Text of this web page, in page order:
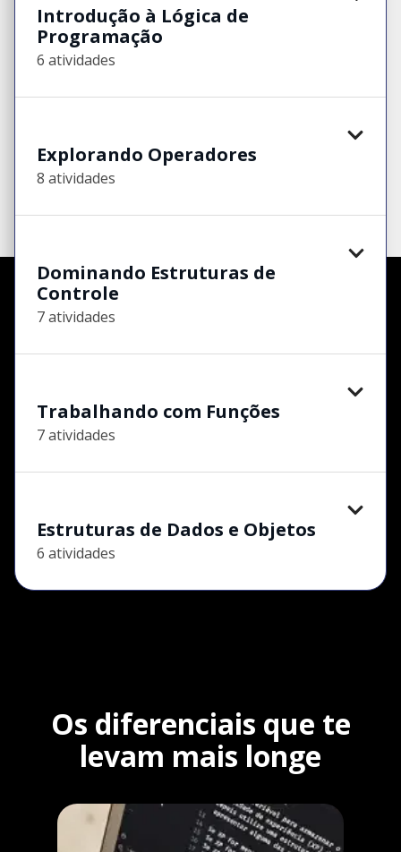
Introdução à Lógica de
Programação
6 atividades
Explorando Operadores
8 atividades
Dominando Estruturas de
Controle
7 atividades
Trabalhando com Funções
7 atividades
Estruturas de Dados e Objetos
6 atividades
Os diferenciais que te
levam mais longe